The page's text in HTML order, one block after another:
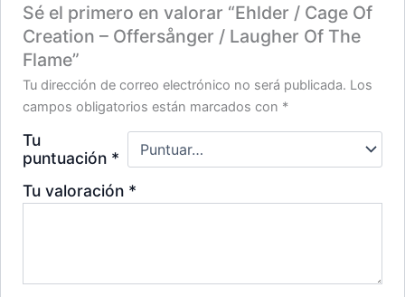
Sé el primero en valorar “Ehlder / Cage Of
Creation – Offersånger / Laugher Of The
Flame”
Tu dirección de correo electrónico no será publicada. Los
campos obligatorios están marcados con *
Tu
puntuación *
Tu valoración *